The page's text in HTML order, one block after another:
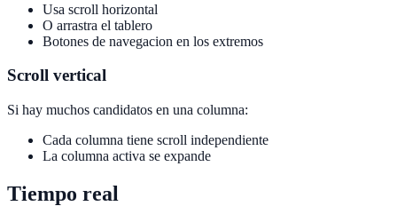
Usa scroll horizontal
O arrastra el tablero
Botones de navegacion en los extremos
Scroll vertical
Si hay muchos candidatos en una columna:
Cada columna tiene scroll independiente
La columna activa se expande
Tiempo real